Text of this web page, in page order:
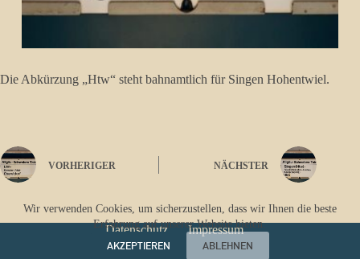
Wir verwenden Cookies, um sicherzustellen, dass wir Ihnen die beste
Erfahrung auf unserer Website bieten.
AKZEPTIEREN
ABLEHNEN
Die Abkürzung „Htw“ steht bahnamtlich für Singen Hohentwiel.
VORHERIGER NÄCHSTER
Datenschutz Impressum